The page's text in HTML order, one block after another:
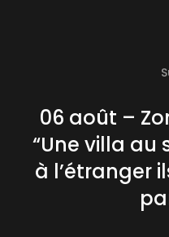
06 août –
“Une villa au
à l’étranger